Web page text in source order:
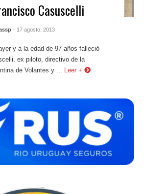
Casuscelli
- 17 agosto, 2013
y a la edad de 97 años falleció
ex piloto, directivo de la
de Volantes y ...
Leer +